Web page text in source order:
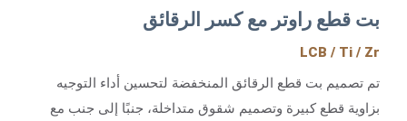
بت قطع راوتر مع كسر الرقائق
LCB / Ti / Zr
تم تصميم بت قطع الرقائق المنخفضة لتحسين أداء التوجيه
بزاوية قطع كبيرة وتصميم شقوق متداخلة، جنبًا إلى جنب مع